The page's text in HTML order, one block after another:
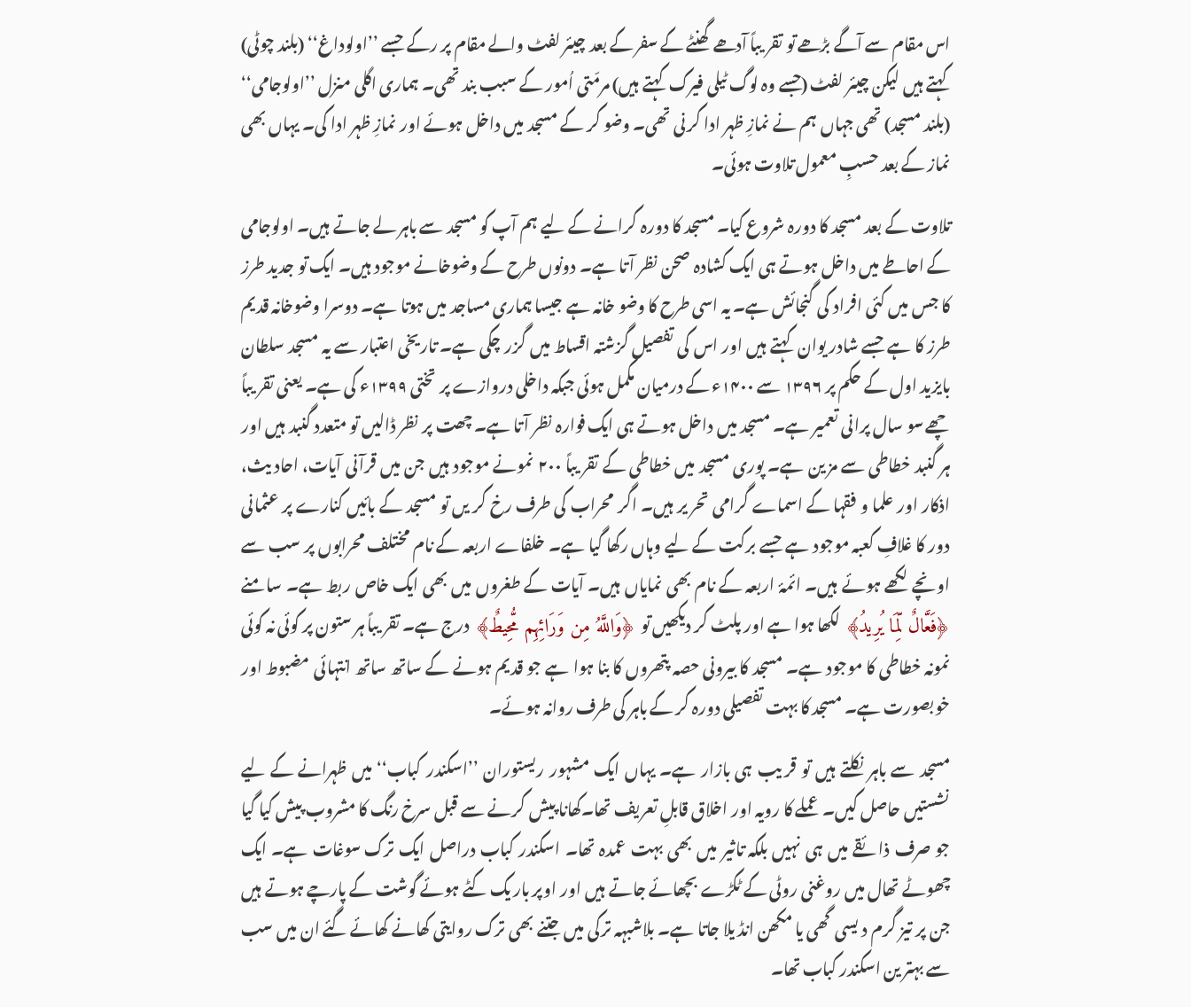
اس مقام سے آگے بڑھے تو تقریباً آدھے گھنٹے کے سفر کے بعد چیئر لفٹ والے مقام پر رکے جسے ’’اولوداغ‘‘ (بلند چوٹی)
کہتے ہیں لیکن چیئر لفٹ (جسے وہ لوگ ٹیلی فیرک کہتے ہیں) مرمّتی اُمور کے سبب بند تھی۔ ہماری اگلی منزل ’’اولوجامی‘‘
(بلند مسجد) تھی جہاں ہم نے نمازِ ظہر ادا کرنی تھی۔ وضو کر کے مسجد میں داخل ہوئے اور نمازِ ظہر ادا کی۔ یہاں بھی
نماز کے بعد حسبِ معمول تلاوت ہوئی۔
تلاوت کے بعد مسجد کا دورہ شروع کیا۔ مسجد کا دورہ کرانے کے لیے ہم آپ کو مسجد سے باہر لے جاتے ہیں۔ اولوجامی
کے احاطے میں داخل ہوتے ہی ایک کشادہ صحن نظر آتا ہے۔ دونوں طرح کے وضوخانے موجود ہیں۔ ایک تو جدید طرز
کا جس میں کئی افراد کی گنجائش ہے۔ یہ اسی طرح کا وضو خانہ ہے جیسا ہماری مساجد میں ہوتا ہے۔ دوسرا وضوخانہ قدیم
طرز کا ہے جسے شادریوان کہتے ہیں اور اس کی تفصیل گزشتہ اقساط میں گزر چکی ہے۔ تاریخی اعتبار سے یہ مسجد سلطان
بایزید اول کے حکم پر ۱۳۹۶ سے ۱۴۰۰ء کے درمیان مکمل ہوئی جبکہ داخلی دروازے پر تختی ۱۳۹۹ء کی ہے۔ یعنی تقریباً
چھے سو سال پرانی تعمیر ہے۔ مسجد میں داخل ہوتے ہی ایک فوارہ نظر آتا ہے۔ چھت پر نظر ڈالیں تو متعدد گنبد ہیں اور
ہر گنبد خطاطی سے مزین ہے۔ پوری مسجد میں خطاطی کے تقریباً ۲۰۰ نمونے موجود ہیں جن میں قرآنی آیات، احادیث،
اذکار اور علما و فقہا کے اسماے گرامی تحریر ہیں۔ اگر محراب کی طرف رخ کریں تو مسجد کے بائیں کنارے پر عثمانی
دور کا غلافِ کعبہ موجود ہے جسے برکت کے لیے وہاں رکھا گیا ہے۔ خلفاے اربعہ کے نام مختلف محرابوں پر سب سے
اونچے لکھے ہوئے ہیں۔ ائمۂ اربعہ کے نام بھی نمایاں ہیں۔ آیات کے طغروں میں بھی ایک خاص ربط ہے۔ سامنے
﴿فَعَّالٌ لِّمَا يُرِيدُ﴾ لکھا ہوا ہے اور پلٹ کر دیکھیں تو ﴿وَاللَّهُ مِن وَرَائِهِم مُّحِيطٌ﴾ درج ہے۔ تقریباً ہر ستون پر کوئی نہ کوئی
نمونہ خطاطی کا موجود ہے۔ مسجد کا بیرونی حصہ پتھروں کا بنا ہوا ہے جو قدیم ہونے کے ساتھ ساتھ انتہائی مضبوط اور
خوبصورت ہے۔ مسجد کا بہت تفصیلی دورہ کر کے باہر کی طرف روانہ ہوئے۔
مسجد سے باہر نکلتے ہیں تو قریب ہی بازار ہے۔ یہاں ایک مشہور ریستوران ’’اسکندر کباب‘‘ میں ظہرانے کے لیے
نشستیں حاصل کیں۔ عملے کا رویہ اور اخلاق قابلِ تعریف تھا۔کھانا پیش کرنے سے قبل سرخ رنگ کا مشروب پیش کیا گیا
جو صرف ذائقے میں ہی نہیں بلکہ تاثیر میں بھی بہت عمدہ تھا۔ اسکندر کباب دراصل ایک ترک سوغات ہے۔ ایک
چھوٹے تھال میں روغنی روٹی کے ٹکڑے بچھائے جاتے ہیں اور اوپر باریک کٹے ہوئے گوشت کے پارچے ہوتے ہیں
جن پر تیز گرم دیسی گھی یا مکھن انڈیلا جاتا ہے۔ بلاشبہہ ترکی میں جتنے بھی ترک روایتی کھانے کھائے گئے ان میں سب
سے بہترین اسکندر کباب تھا۔